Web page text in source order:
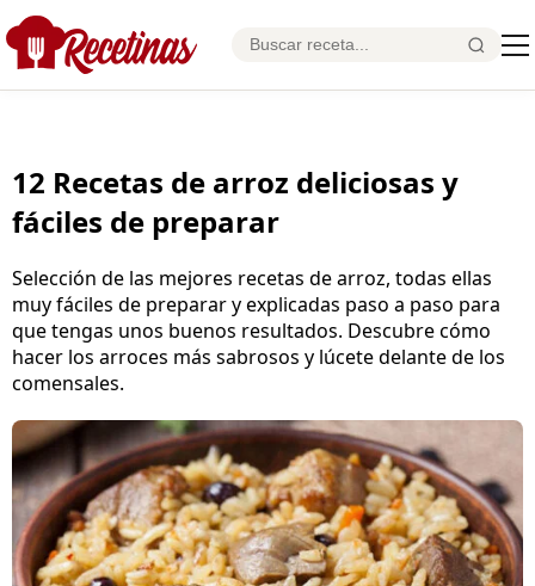
12 Recetas de arroz deliciosas y
fáciles de preparar
Selección de las mejores recetas de arroz, todas ellas
muy fáciles de preparar y explicadas paso a paso para
que tengas unos buenos resultados. Descubre cómo
hacer los arroces más sabrosos y lúcete delante de los
comensales.